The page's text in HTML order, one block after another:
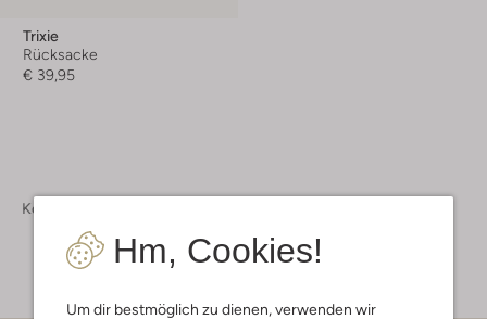
Hm, Cookies!
Um dir bestmöglich zu dienen, verwenden wir
Trixie
Rücksacke
€ 39,95
Kollektion